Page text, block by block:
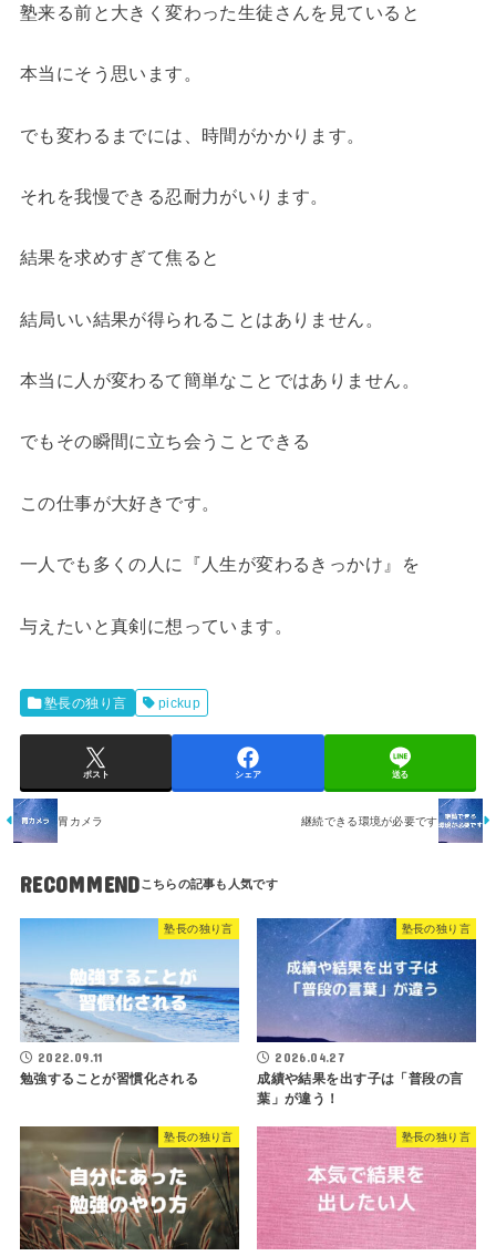
塾来る前と大きく変わった生徒さんを見ていると
本当にそう思います。
でも変わるまでには、時間がかかります。
それを我慢できる忍耐力がいります。
結果を求めすぎて焦ると
結局いい結果が得られることはありません。
本当に人が変わるて簡単なことではありません。
でもその瞬間に立ち会うことできる
この仕事が大好きです。
一人でも多くの人に『人生が変わるきっかけ』を
与えたいと真剣に想っています。
塾長の独り言 pickup
ポスト シェア 送る
胃カメラ 継続できる環境が必要です
RECOMMEND
塾長の独り言
2022.09.11
勉強することが習慣化される
塾長の独り言
2026.04.27
成績や結果を出す子は「普段の言
葉」が違う！
塾長の独り言 塾長の独り言